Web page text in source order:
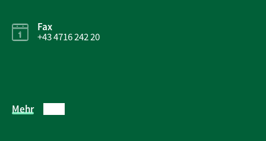
Fax
+43 4716 242 20
Mehr